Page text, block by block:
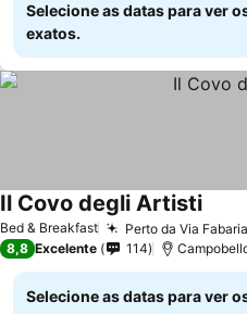
Selecione as datas para ver
exatos.
Bed & Breakfast Perto da Via Fabaria
Il Covo degli Artisti
8,8 Excelente 114
Selecione as datas para ver